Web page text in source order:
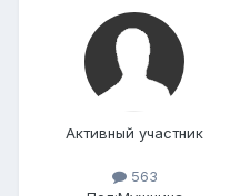
Активный участник
563